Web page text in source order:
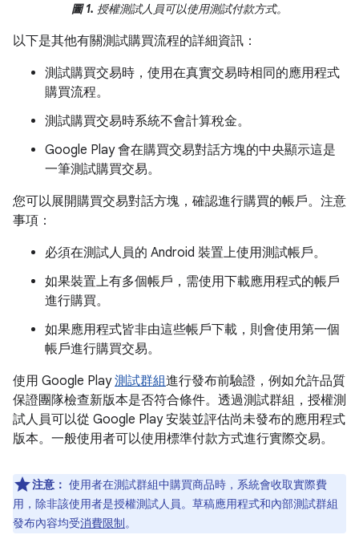
圖 1. 授權測試人員可以使用測試付款方式。
以下是其他有關測試購買流程的詳細資訊：
測試購買交易時，使用在真實交易時相同的應用程式
購買流程。
測試購買交易時系統不會計算稅金。
Google Play 會在購買交易對話方塊的中央顯示這是
一筆測試購買交易。
您可以展開購買交易對話方塊，確認進行購買的帳戶。注意
事項：
必須在測試人員的 Android 裝置上使用測試帳戶。
如果裝置上有多個帳戶，需使用下載應用程式的帳戶
進行購買。
如果應用程式皆非由這些帳戶下載，則會使用第一個
帳戶進行購買交易。
使用 Google Play測試群組進行發布前驗證，例如允許品質
保證團隊檢查新版本是否符合條件。透過測試群組，授權測
試人員可以從 Google Play 安裝並評估尚未發布的應用程式
版本。一般使用者可以使用標準付款方式進行實際交易。
注意： 使用者在測試群組中購買商品時，系統會收取實際費
用，除非該使用者是授權測試人員。草稿應用程式和內部測試群組
發布內容均受消費限制。